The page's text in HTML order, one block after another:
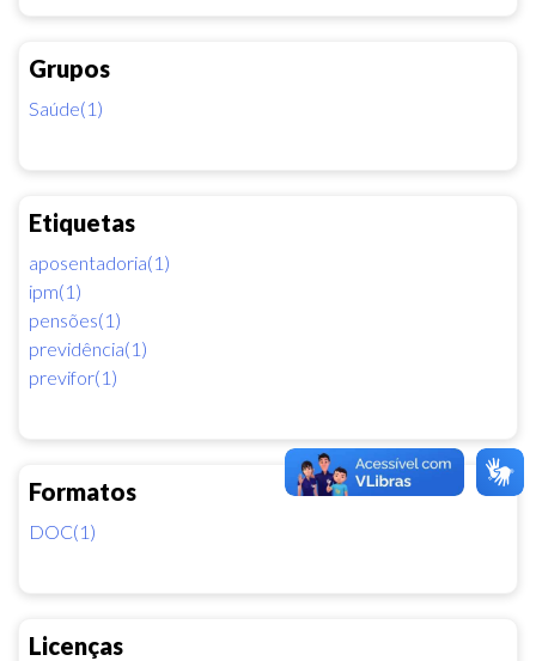
Grupos
Saúde(1)
Etiquetas
aposentadoria(1)
ipm(1)
pensões(1)
previdência(1)
previfor(1)
Formatos
DOC(1)
Licenças